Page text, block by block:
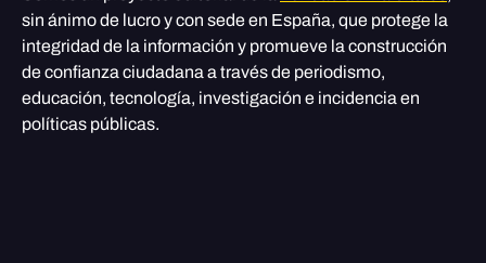
sin ánimo de lucro y con sede en España, que protege la
integridad de la información y promueve la construcción
de confianza ciudadana a través de periodismo,
educación, tecnología, investigación e incidencia en
políticas públicas.